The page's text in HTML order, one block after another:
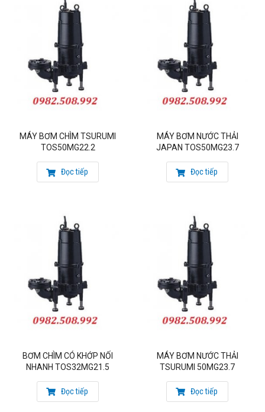
MÁY BƠM CHÌM TSURUMI
TOS50MG22.2
Đọc tiếp
MÁY BƠM NƯỚC THẢI
JAPAN TOS50MG23.7
Đọc tiếp
BƠM CHÌM CÓ KHỚP NỐI
NHANH TOS32MG21.5
Đọc tiếp
MÁY BƠM NƯỚC THẢI
TSURUMI 50MG23.7
Đọc tiếp